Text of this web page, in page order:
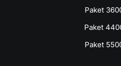
Paket
Paket
Paket